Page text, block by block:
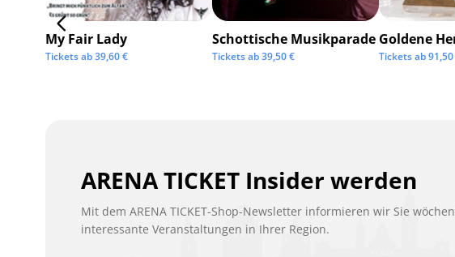
My Fair Lady
Tickets ab39,60€
Schottische Musikparade
Tickets ab39,50€
Goldene
Tickets ab91,50
ARENA TICKET Insider werden
Mit dem ARENA TICKET-Shop-Newsletter informieren wir Sie
interessante Veranstaltungen in Ihrer Region.